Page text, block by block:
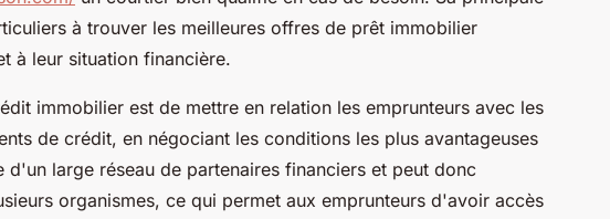
à trouver les meilleures offres de prêt immobilier
à leur situation financière.
immobilier est de mettre en relation les emprunteurs avec les
de crédit, en négociant les conditions les plus avantageuses
d'un large réseau de partenaires financiers et peut donc
organismes, ce qui permet aux emprunteurs d'avoir accès